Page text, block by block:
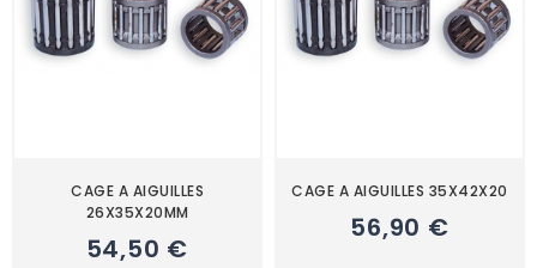
CAGE A AIGUILLES
26X35X20MM
54,50 €
CAGE A AIGUILLES 35X42X20
56,90 €